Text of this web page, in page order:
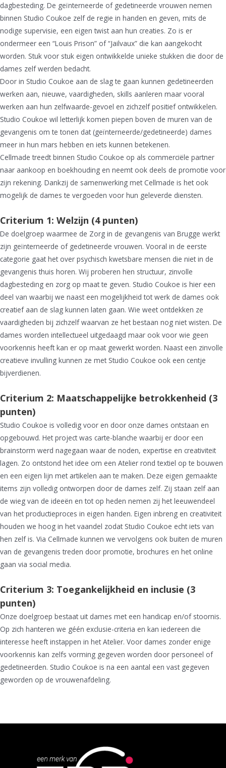
dagbesteding. De geïnterneerde of gedetineerde vrouwen nemen
binnen Studio Coukoe zelf de regie in handen en geven, mits de
nodige supervisie, een eigen twist aan hun creaties. Zo is er
ondermeer een “Louis Prison” of “Jailvaux” die kan aangekocht
worden. Stuk voor stuk eigen ontwikkelde unieke stukken die door de
dames zelf werden bedacht.
Door in Studio Coukoe aan de slag te gaan kunnen gedetineerden
werken aan, nieuwe, vaardigheden, skills aanleren maar vooral
werken aan hun zelfwaarde-gevoel en zichzelf positief ontwikkelen.
Studio Coukoe wil letterlijk komen piepen boven de muren van de
gevangenis om te tonen dat (geïnterneerde/gedetineerde) dames
meer in hun mars hebben en iets kunnen betekenen.
Cellmade treedt binnen Studio Coukoe op als commerciële partner
naar aankoop en boekhouding en neemt ook deels de promotie voor
zijn rekening. Dankzij de samenwerking met Cellmade is het ook
mogelijk de dames te vergoeden voor hun geleverde diensten.
Criterium 1: Welzijn (4 punten)
De doelgroep waarmee de Zorg in de gevangenis van Brugge werkt
zijn geïnterneerde of gedetineerde vrouwen. Vooral in de eerste
categorie gaat het over psychisch kwetsbare mensen die niet in de
gevangenis thuis horen. Wij proberen hen structuur, zinvolle
dagbesteding en zorg op maat te geven. Studio Coukoe is hier een
deel van waarbij we naast een mogelijkheid tot werk de dames ook
creatief aan de slag kunnen laten gaan. Wie weet ontdekken ze
vaardigheden bij zichzelf waarvan ze het bestaan nog niet wisten. De
dames worden intellectueel uitgedaagd maar ook voor wie geen
voorkennis heeft kan er op maat gewerkt worden. Naast een zinvolle
creatieve invulling kunnen ze met Studio Coukoe ook een centje
bijverdienen.
Criterium 2: Maatschappelijke betrokkenheid (3
punten)
Studio Coukoe is volledig voor en door onze dames ontstaan en
opgebouwd. Het project was carte-blanche waarbij er door een
brainstorm werd nagegaan waar de noden, expertise en creativiteit
lagen. Zo ontstond het idee om een Atelier rond textiel op te bouwen
en een eigen lijn met artikelen aan te maken. Deze eigen gemaakte
items zijn volledig ontworpen door de dames zelf. Zij staan zelf aan
de wieg van de ideeën en tot op heden nemen zij het leeuwendeel
van het productieproces in eigen handen. Eigen inbreng en creativiteit
houden we hoog in het vaandel zodat Studio Coukoe echt iets van
hen zelf is. Via Cellmade kunnen we vervolgens ook buiten de muren
van de gevangenis treden door promotie, brochures en het online
gaan via social media.
Criterium 3: Toegankelijkheid en inclusie (3
punten)
Onze doelgroep bestaat uit dames met een handicap en/of stoornis.
Op zich hanteren we géén exclusie-criteria en kan iedereen die
interesse heeft instappen in het Atelier. Voor dames zonder enige
voorkennis kan zelfs vorming gegeven worden door personeel of
gedetineerden. Studio Coukoe is na een aantal een vast gegeven
geworden op de vrouwenafdeling.